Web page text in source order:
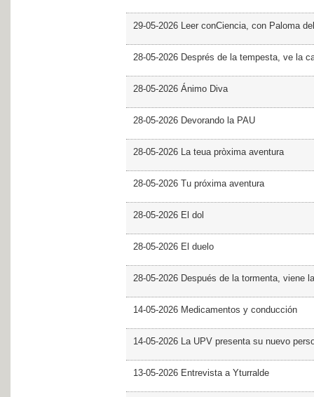
29-05-2026 Leer conCiencia, con Paloma
28-05-2026 Després de la tempesta, ve la
28-05-2026 Ánimo Diva
28-05-2026 Devorando la PAU
28-05-2026 La teua pròxima aventura
28-05-2026 Tu próxima aventura
28-05-2026 El dol
28-05-2026 El duelo
28-05-2026 Después de la tormenta, viene
14-05-2026 Medicamentos y conducción
14-05-2026 La UPV presenta su nuevo
13-05-2026 Entrevista a Yturralde